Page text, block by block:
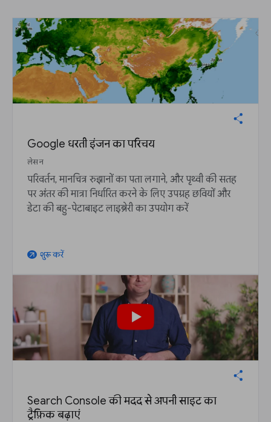
Google धरती इंजन का परिचय
लेसन
परिवर्तन, मानचित्र रुझानों का पता लगाने, और पृथ्वी की सतह
पर अंतर की मात्रा निर्धारित करने के लिए उपग्रह छवियों और
डेटा की बहु-पेटाबाइट लाइब्रेरी का उपयोग करें
arrow_outward शुरू करें
Search Console की मदद से अपनी साइट का
ट्रैफ़िक बढ़ाएं